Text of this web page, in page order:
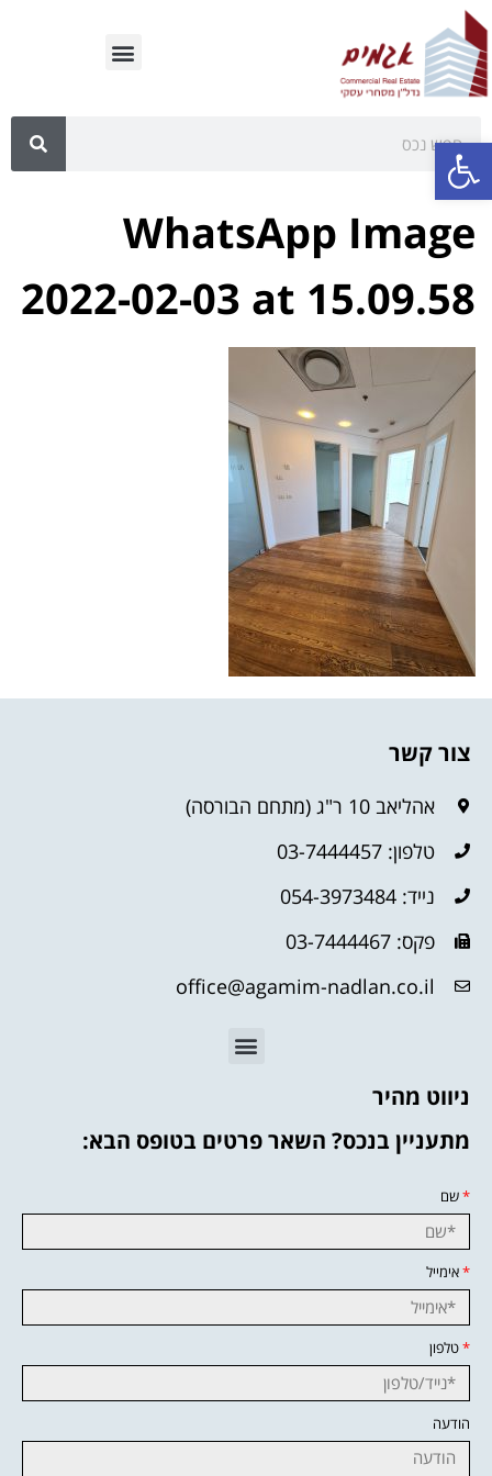
WhatsApp Image
2022-02-03 at 15.09.58
צור קשר
אהליאב 10 ר"ג (מתחם הבורסה)
טלפון: 03-7444457
נייד: 054-3973484
פקס: 03-7444467
office@agamim-nadlan.co.il
ניווט מהיר
מתעניין בנכס? השאר פרטים בטופס הבא:
*שם
*אימייל
*טלפון
הודעה
פתח סרגל נגישות